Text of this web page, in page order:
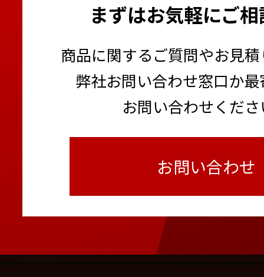
まずはお気軽にご
商品に関するご質問やお見
弊社お問い合わせ窓口か
お問い合わせくだ
お問い合わせ